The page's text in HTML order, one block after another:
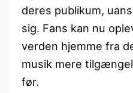
deres publikum,
sig. Fans kan nu
verden hjemme fra
musik mere
før.